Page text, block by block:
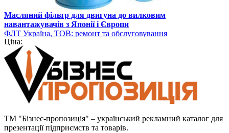
Масляний фільтр для двигуна до вилковим
навантажувачів з Японії і Європи
ФЛТ Україна, ТОВ: ремонт та обслуговування
навантажувально-розвантажувальної техніки
Ціна:
ТМ "Бізнес-пропозиція" – український рекламний каталог для
презентації підприємств та товарів.